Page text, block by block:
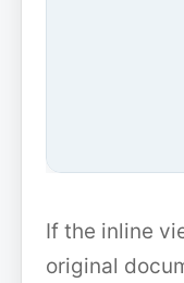
If the inline
original